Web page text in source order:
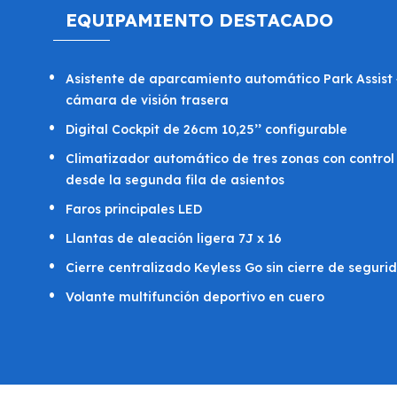
EQUIPAMIENTO DESTACADO
Asistente de aparcamiento automático Park Assist
cámara de visión trasera
Digital Cockpit de 26cm 10,25’’ configurable
Climatizador automático de tres zonas con control
desde la segunda fila de asientos
Faros principales LED
Llantas de aleación ligera 7J x 16
Cierre centralizado Keyless Go sin cierre de
Volante multifunción deportivo en cuero